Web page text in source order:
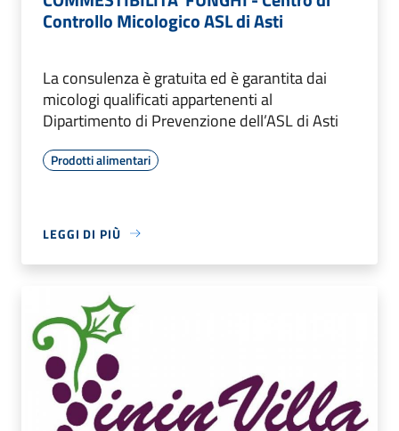
Controllo Micologico ASL di Asti
La consulenza è gratuita ed è garantita dai
micologi qualificati appartenenti al
Dipartimento di Prevenzione dell’ASL di Asti
Prodotti alimentari
LEGGI DI PIÙ